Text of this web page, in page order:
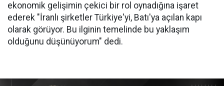
ekonomik gelişimin çekici bir rol oynadığına işaret
ederek "İranlı şirketler Türkiye'yi, Batı'ya açılan kapı
olarak görüyor. Bu ilginin temelinde bu yaklaşım
olduğunu düşünüyorum" dedi.